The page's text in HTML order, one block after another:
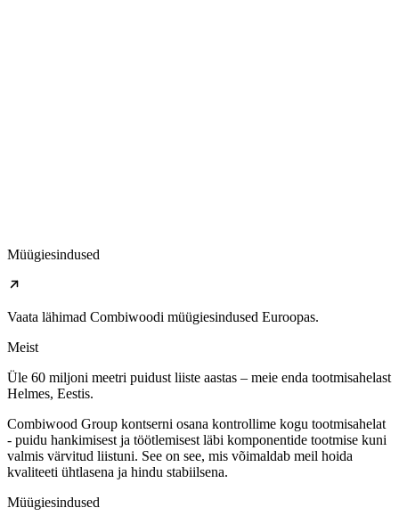
Müügiesindused
Vaata lähimad Combiwoodi müügiesindused Euroopas.
Meist
Üle 60 miljoni meetri puidust liiste aastas – meie enda tootmisahelast
Helmes, Eestis.
Combiwood Group kontserni osana kontrollime kogu tootmisahelat
- puidu hankimisest ja töötlemisest läbi komponentide tootmise kuni
valmis värvitud liistuni. See on see, mis võimaldab meil hoida
kvaliteeti ühtlasena ja hindu stabiilsena.
Müügiesindused